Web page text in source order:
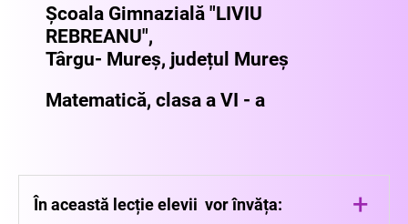
Școala Gimnazială "LIVIU
REBREANU",
Târgu- Mureș, județul Mureș
Matematică, clasa a VI - a
În această lecție elevii vor învăța: +